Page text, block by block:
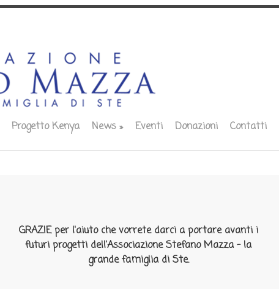
Progetto Kenya News » Eventi Donazioni Contatti
GRAZIE per l'aiuto che vorrete darci a portare avanti i
futuri progetti dell'Associazione Stefano Mazza - la
grande famiglia di Ste.